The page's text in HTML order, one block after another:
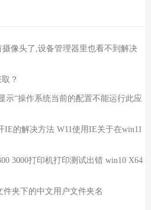
摄像头了,设备管理器里也看不到解决
？
示“操作系统当前的配置不能运行此应
IE的解决方法 W11使用IE关于在win11
3000打印机打印测试出错 win10 X64
件夹下的中文用户文件夹名